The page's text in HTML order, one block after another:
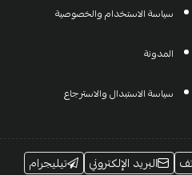
سياسة الاستخدام والخصوصية
المدونة
سياسة الاستبدال والاسترجاع
البريد الإلكتروني تيليجرام